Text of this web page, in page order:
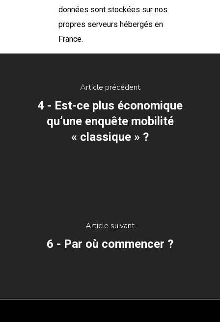
données sont stockées sur nos
propres serveurs hébergés en
France.
Article précédent
4 - Est-ce plus économique
qu’une enquête mobilité
« classique » ?
Article suivant
6 - Par où commencer ?